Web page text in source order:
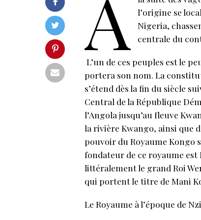
A
l’origine se
Nigeria,
centrale du
L’un de ces peuples est le
portera son nom. La
s’étend dès la fin du siècle
Central de la République
l’Angola jusqu’au fleuve
la rivière Kwango, ainsi que
pouvoir du Royaume Kongo
fondateur de ce royaume
littéralement le grand Roi
qui portent le titre de Mani
Le Royaume à l’époque de